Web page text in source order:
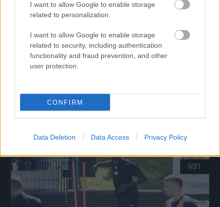
I want to allow Google to enable storage
related to personalization.
I want to allow Google to enable storage
related to security, including authentication
functionality and fraud prevention, and other
user protection.
CONFIRM
Data Deletion Data Access Privacy Policy
Öten kaptak szerződést Kispesten
Hivatalos bejelentés!
NB1